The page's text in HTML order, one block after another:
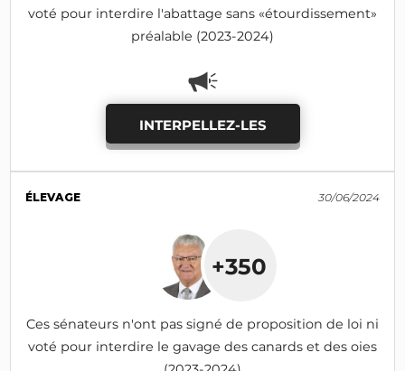
voté pour interdire l'abattage sans «étourdissement»
préalable (2023-2024)
INTERPELLEZ-LES
ÉLEVAGE 30/06/2024
+350
Ces sénateurs n'ont pas signé de proposition de loi ni
voté pour interdire le gavage des canards et des oies